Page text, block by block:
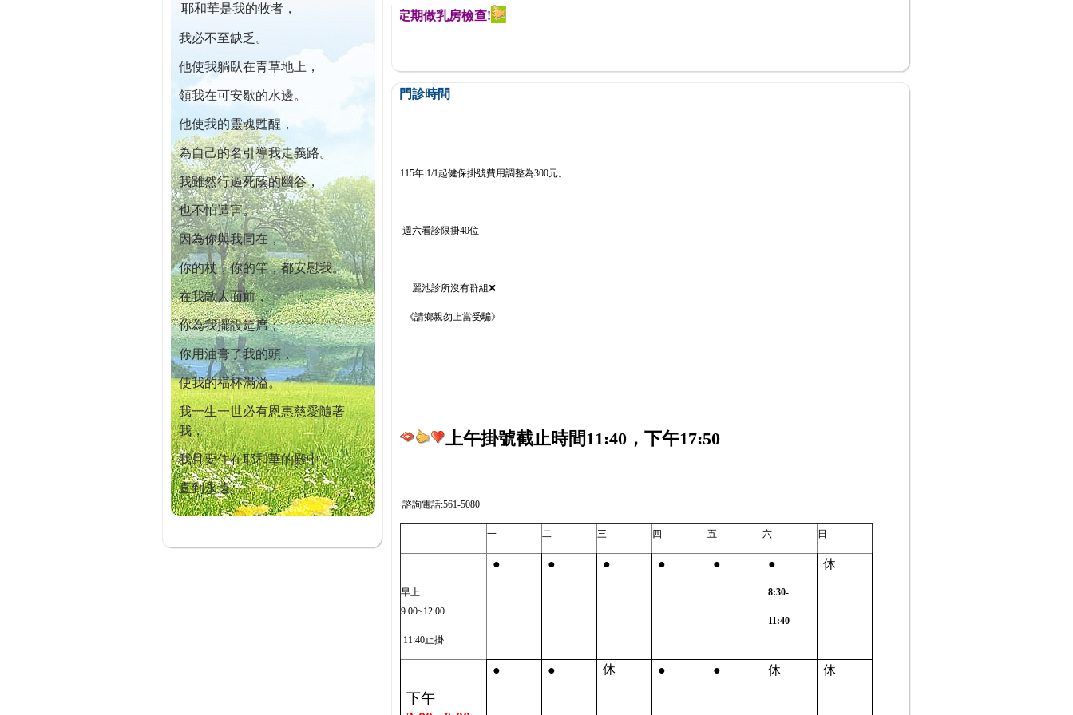
耶和華是我的牧者，
我必不至缺乏。
他使我躺臥在青草地上，
領我在可安歇的水邊。
他使我的靈魂甦醒，
為自己的名引導我走義路。
我雖然行過死蔭的幽谷，
也不怕遭害。
因為你與我同在，
你的杖，你的竿，都安慰我。
在我敵人面前，
你為我擺設筵席；
你用油膏了我的頭，
使我的福杯滿溢。
我一生一世必有恩惠慈愛隨著
我，
我且要住在耶和華的殿中，
直到永遠。
本院自開幕迄今已篩檢出1700位乳癌患者,提醒您定期做乳房檢查!
門診時間
115年 1/1起健保掛號費用調整為300元。
週六看診限掛40位
麗池診所沒有群組❌
《請鄉親勿上當受騙》
上午掛號截止時間11:40，下午17:50
諮詢電話:561-5080
一 二 三 四 五 六 日
早上
9:00~12:00
11:40止掛
● ● ● ● ● ●
8:30-
11:40
休
下午
● ● 休 ● ● 休 休